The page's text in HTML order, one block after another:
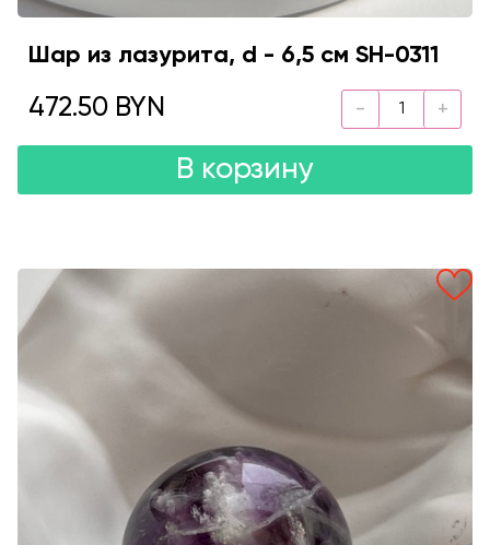
Шар из лазурита, d - 6,5 см SH-0311
472.50 BYN
В корзину